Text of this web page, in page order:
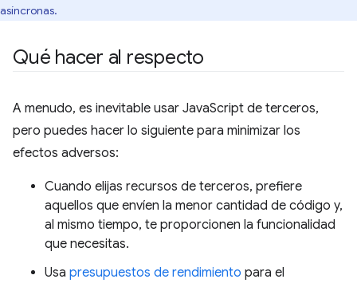
asíncronas.
Qué hacer al respecto
A menudo, es inevitable usar JavaScript de terceros,
pero puedes hacer lo siguiente para minimizar los
efectos adversos:
Cuando elijas recursos de terceros, prefiere
aquellos que envíen la menor cantidad de código y,
al mismo tiempo, te proporcionen la funcionalidad
que necesitas.
Usa presupuestos de rendimiento para el